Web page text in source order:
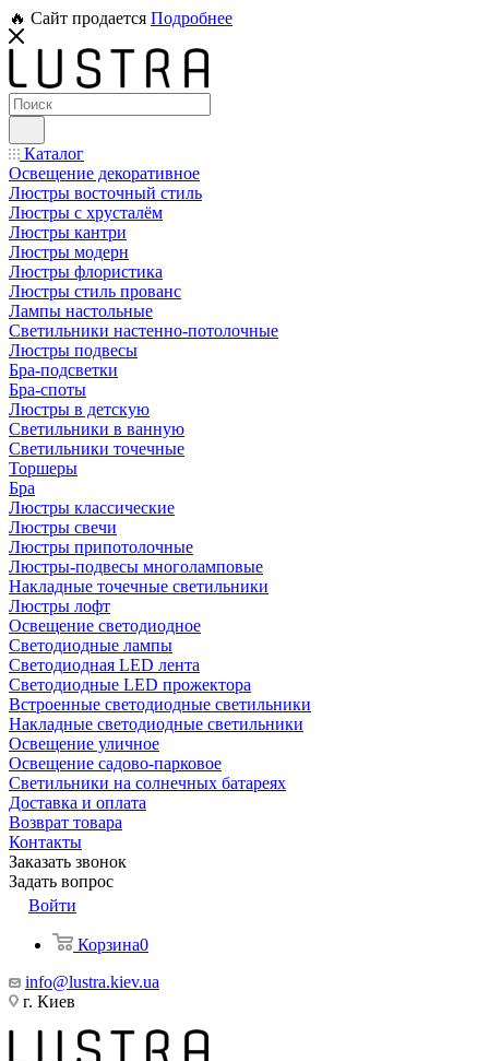
🔥 Сайт продается Подробнее
Каталог
Освещение декоративное
Люстры восточный стиль
Люстры с хрусталём
Люстры кантри
Люстры модерн
Люстры флористика
Люстры стиль прованс
Лампы настольные
Светильники настенно-потолочные
Люстры подвесы
Бра-подсветки
Бра-споты
Люстры в детскую
Светильники в ванную
Светильники точечные
Торшеры
Бра
Люстры классические
Люстры свечи
Люстры припотолочные
Люстры-подвесы многоламповые
Накладные точечные светильники
Люстры лофт
Освещение светодиодное
Светодиодные лампы
Светодиодная LED лента
Светодиодные LED прожектора
Встроенные светодиодные светильники
Накладные светодиодные светильники
Освещение уличное
Освещение садово-парковое
Светильники на солнечных батареях
Доставка и оплата
Возврат товара
Контакты
Заказать звонок
Задать вопрос
Войти
Корзина0
info@lustra.kiev.ua
г. Киев